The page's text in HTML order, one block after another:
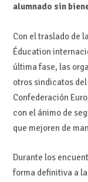
alumnado sin
Con el traslado de
Éducation
última fase, las
otros sindicatos
Confederación
con el ánimo de
que mejoren de
Durante los
forma definitiva a